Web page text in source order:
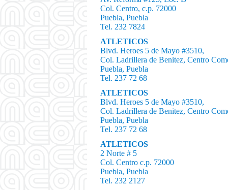
Col. Centro, c.p. 72000
Puebla, Puebla
Tel. 232 7824
ATLETICOS
Blvd. Heroes 5 de Mayo #3510,
Col. Ladrillera de Benitez, Centro
Puebla, Puebla
Tel. 237 72 68
ATLETICOS
Blvd. Heroes 5 de Mayo #3510,
Col. Ladrillera de Benitez, Centro
Puebla, Puebla
Tel. 237 72 68
ATLETICOS
2 Norte # 5
Col. Centro c.p. 72000
Puebla, Puebla
Tel. 232 2127